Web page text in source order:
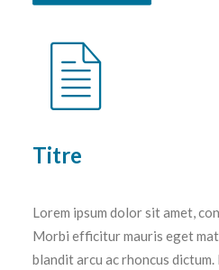
Titre
Lorem ipsum dolor sit amet,
Morbi efficitur mauris eget
blandit arcu ac rhoncus dictum.